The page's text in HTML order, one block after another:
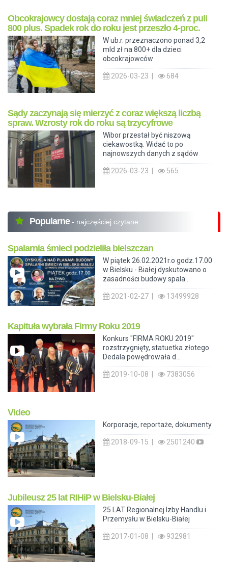
Obcokrajowcy dostają coraz mniej świadczeń z puli
800 plus. Spadek rok do roku jest przeszło 4-proc.
W ub.r. przeznaczono ponad 3,2
mld zł na 800+ dla dzieci
obcokrajowców
2026-03-23 | 684
Sądy zaczynają się mierzyć z coraz większą liczbą
spraw. Wzrosty rok do roku są trzycyfrowe
Wibor przestał być niszową
ciekawostką. Widać to po
najnowszych danych z sądów
2026-03-23 | 565
Popularne - najczęściej czytane
Spalarnia śmieci podzieliła bielszczan
W piątek 26.02.2021r.o godz.17.00
w Bielsku - Białej dyskutowano o
zasadności budowy spala...
2021-02-27 | 13499928
Kapituła wybrała Firmy Roku 2019
Konkurs "FIRMA ROKU 2019"
rozstrzygnięty, statuetka złotego
Dedala powędrowała d...
2019-10-08 | 7383056
Video
Korporacje, reportaże, dokumenty
2018-09-15 | 2501240
Jubileusz 25 lat RIHiP w Bielsku-Białej
25 LAT Regionalnej Izby Handlu i
Przemysłu w Bielsku-Białej
2017-01-08 | 932981